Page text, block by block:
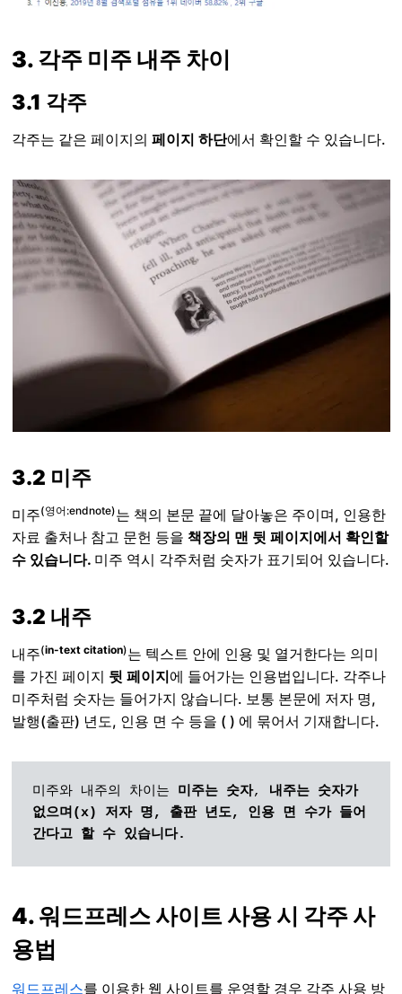
3. 각주 미주 내주 차이
3.1 각주
각주는 같은 페이지의페이지 하단에서 확인할 수 있습니다.
3.2 미주
미주(영어:endnote)는 책의 본문 끝에 달아놓은 주이며, 인용한
자료 출처나 참고 문헌 등을책장의 맨 뒷 페이지에서 확인할
수 있습니다. 미주 역시 각주처럼 숫자가 표기되어 있습니다.
3.2 내주
내주(in-text citation)는 텍스트 안에 인용 및 열거한다는 의미
를 가진 페이지 뒷 페이지에 들어가는 인용법입니다. 각주나
미주처럼 숫자는 들어가지 않습니다. 보통 본문에 저자 명,
발행(출판) 년도, 인용 면 수 등을 ( ) 에 묶어서 기재합니다.
미주와 내주의 차이는 미주는 숫자, 내주는 숫자가
없으며(x)
저자 명, 출판 년도, 인용 면 수가 들어
간다고 할 수 있습니다.
4. 워드프레스 사이트 사용 시 각주 사
용법
워드프레스를 이용한 웹 사이트를 운영할 경우 각주 사용 방